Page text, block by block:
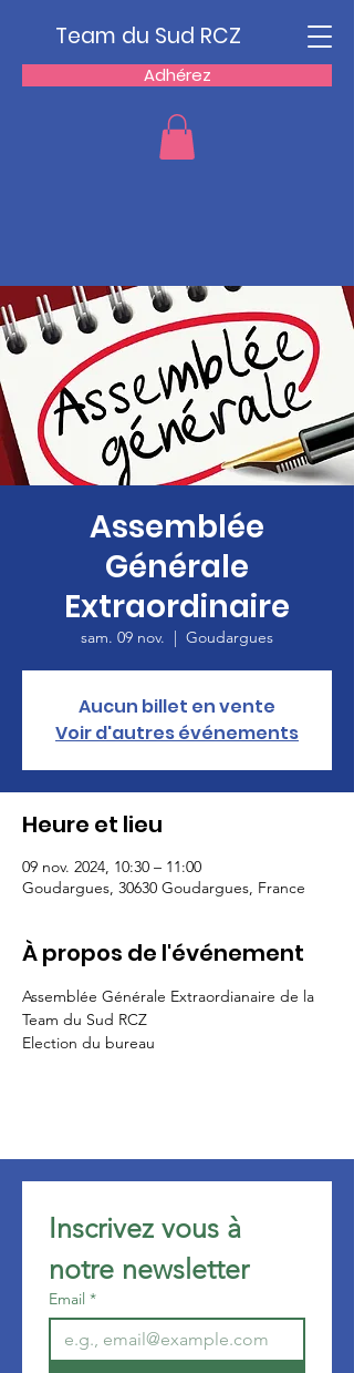
Adhérez
Team du Sud RCZ
Assemblée
Générale
Extraordinaire
sam. 09 nov.
  |
Goudargues
Aucun billet en vente
Voir d'autres événements
Heure et lieu
09 nov. 2024, 10:30 – 11:00
Goudargues, 30630 Goudargues, France
À propos de l'événement
Assemblée Générale Extraordianaire de la
Team du Sud RCZ
Election du bureau
Inscrivez vous à
notre newsletter
Email *